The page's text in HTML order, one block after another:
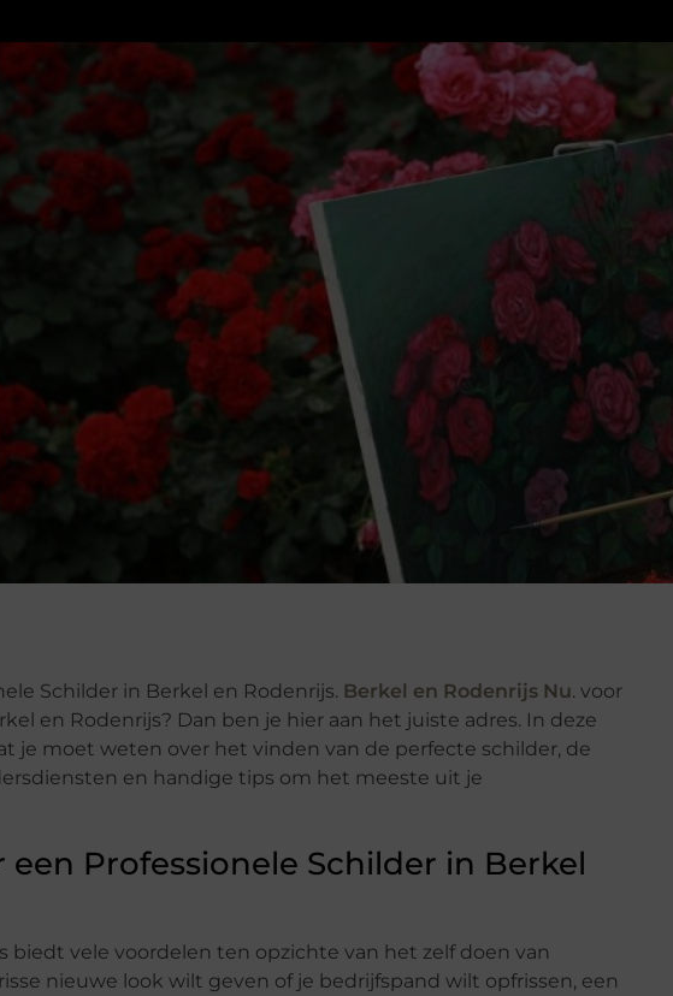
Schilder in Berkel en Rodenrijs. Berkel en Rodenrijs Nu. voor
en Rodenrijs? Dan ben je hier aan het juiste adres. In deze
je moet weten over het vinden van de perfecte schilder, de
en handige tips om het meeste uit je
Professionele Schilder in Berkel
biedt vele voordelen ten opzichte van het zelf doen van
nieuwe look wilt geven of je bedrijfspand wilt opfrissen, een